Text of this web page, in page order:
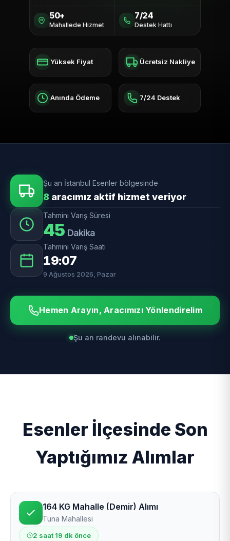
50+
Mahallede Hizmet
7/24
Destek Hattı
Yüksek Fiyat Ücretsiz Nakliye
Anında Ödeme 7/24 Destek
Şu an İstanbul Esenler bölgesinde
8 aracımız aktif hizmet veriyor
Tahmini Varış Süresi
45 Dakika
Tahmini Varış Saati
19:07
9 Ağustos 2026, Pazar
Hemen Arayın, Aracımızı Yönlendirelim
Şu an randevu alınabilir.
Esenler İlçesinde Son
Yaptığımız Alımlar
164 KG Mahalle (Demir) Alımı
Tuna Mahallesi
2 saat 19 dk önce